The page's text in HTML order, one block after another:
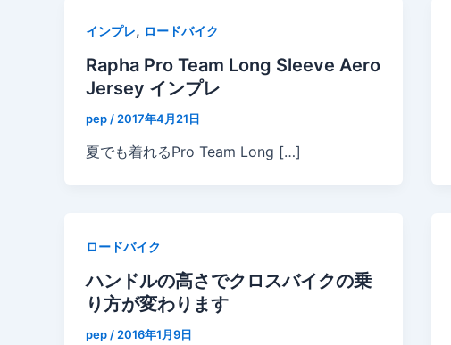
インプレ, ロードバイク
Rapha Pro Team Long Sleeve Aero
Jersey インプレ
pep / 2017年4月21日
夏でも着れるPro Team Long […]
ロードバイク
ハンドルの高さでクロスバイクの乗
り方が変わります
pep / 2016年1月9日